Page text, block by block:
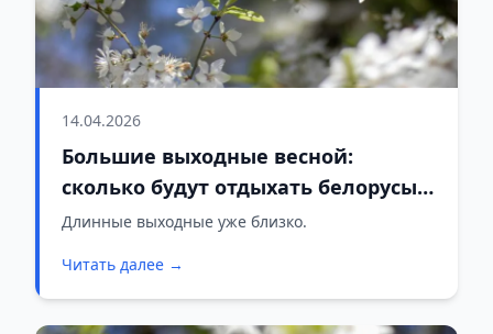
14.04.2026
Большие выходные весной:
сколько будут отдыхать белорусы в
апреле и мае 2026 года
Длинные выходные уже близко.
Читать далее →